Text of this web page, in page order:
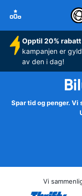
Opptil 20%
kampanjen er
av den i dag!
Spar tid og penger.
Vi